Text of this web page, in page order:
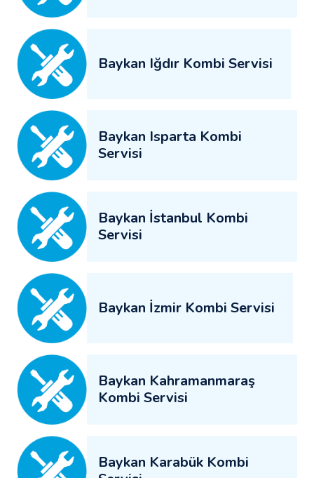
Baykan Iğdır Kombi Servisi
Baykan Isparta Kombi
Servisi
Baykan İstanbul Kombi
Servisi
Baykan İzmir Kombi Servisi
Baykan Kahramanmaraş
Kombi Servisi
Baykan Karabük Kombi